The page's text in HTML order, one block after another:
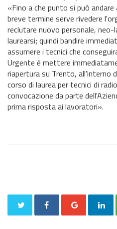
«Fino a che punto si può
breve termine serve rivedere
reclutare nuovo personale,
laurearsi; quindi bandire
assumere i tecnici che
Urgente è mettere
riapertura su Trento, all'interno
corso di laurea per tecnici di
convocazione da parte
prima risposta ai lavoratori».